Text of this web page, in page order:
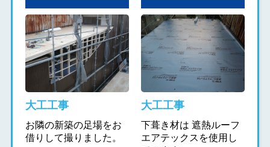
大工工事
お隣の新築の足場をお
借りして撮りました。
大工工事
下葺き材は 遮熱ルーフ
エアテックスを使用し